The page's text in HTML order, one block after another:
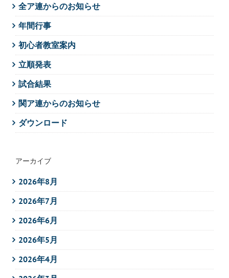
全ア連からのお知らせ
年間行事
初心者教室案内
立順発表
試合結果
関ア連からのお知らせ
ダウンロード
アーカイブ
2026年8月
2026年7月
2026年6月
2026年5月
2026年4月